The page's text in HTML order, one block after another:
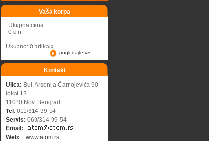
Vaša korpa
Ukupna cena:
0 din.
Ukupno: 0 artikala
pogledajte »»
Kontakt
Ulica: Bul. Arsenija Čarnojevića 90
lokal 12
11070 Novi Beograd
Tel: 011/314-99-54
Servis: 069/314-99-54
Email:
Web:
www.atom.rs